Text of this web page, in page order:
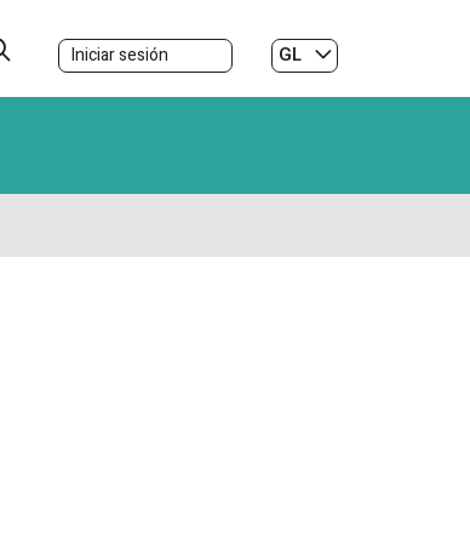
Iniciar sesión
GL
ES|